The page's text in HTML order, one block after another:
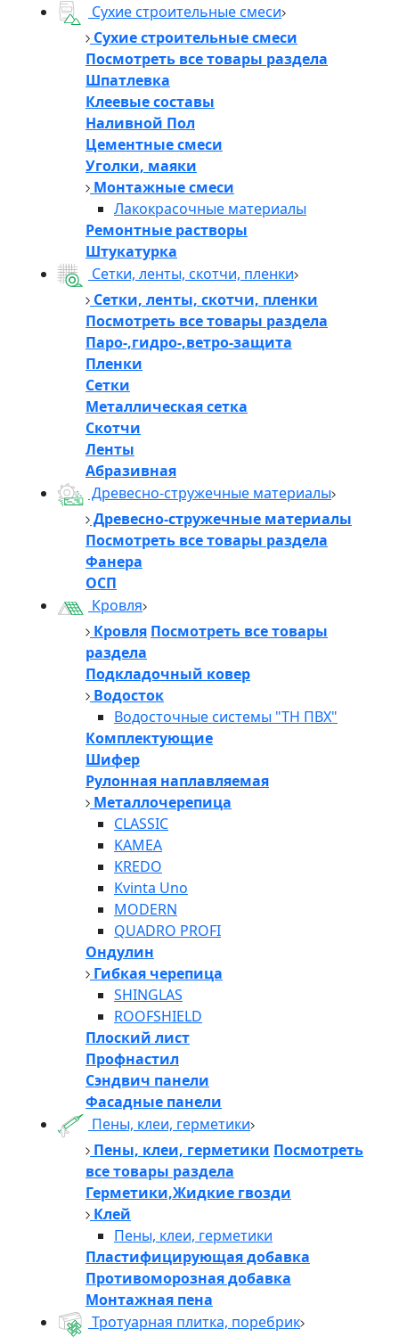
Сухие строительные смеси
Сухие строительные смеси
Посмотреть все товары раздела
Шпатлевка
Клеевые составы
Наливной Пол
Цементные смеси
Уголки, маяки
Монтажные смеси
Лакокрасочные материалы
Ремонтные растворы
Штукатурка
Сетки, ленты, скотчи, пленки
Сетки, ленты, скотчи, пленки
Посмотреть все товары раздела
Паро-,гидро-,ветро-защита
Пленки
Сетки
Металлическая сетка
Скотчи
Ленты
Абразивная
Древесно-стружечные материалы
Древесно-стружечные материалы
Посмотреть все товары раздела
Фанера
ОСП
Кровля
Кровля Посмотреть все товары
раздела
Подкладочный ковер
Водосток
Водосточные системы "ТН ПВХ"
Комплектующие
Шифер
Рулонная наплавляемая
Металлочерепица
CLASSIC
KAMEA
KREDO
Kvinta Uno
MODERN
QUADRO PROFI
Ондулин
Гибкая черепица
SHINGLAS
ROOFSHIELD
Плоский лист
Профнастил
Сэндвич панели
Фасадные панели
Пены, клеи, герметики
Пены, клеи, герметики Посмотреть
все товары раздела
Герметики,Жидкие гвозди
Клей
Пены, клеи, герметики
Пластифицирующая добавка
Противоморозная добавка
Монтажная пена
Тротуарная плитка, поребрик